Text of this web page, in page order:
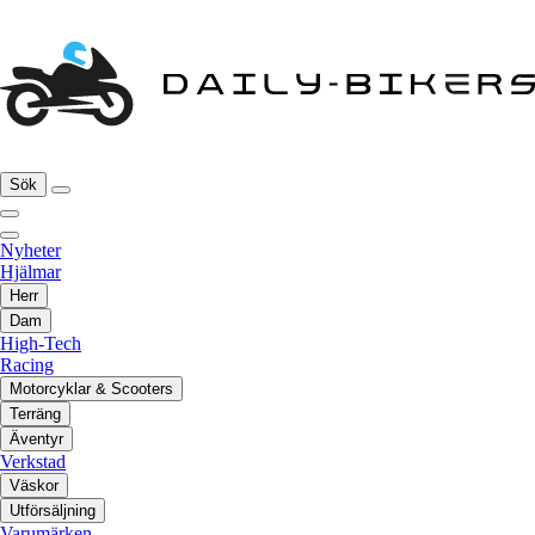
Sök
Nyheter
Hjälmar
Herr
Dam
High-Tech
Racing
Motorcyklar & Scooters
Terräng
Äventyr
Verkstad
Väskor
Utförsäljning